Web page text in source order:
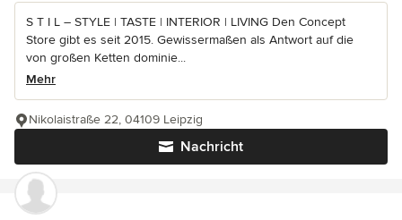
S T I L – STYLE | TASTE | INTERIOR | LIVING Den Concept
Store gibt es seit 2015. Gewissermaßen als Antwort auf die
von großen Ketten dominie...
Mehr
Nachricht
Nikolaistraße 22, 04109 Leipzig